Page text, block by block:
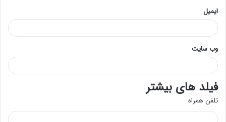
ایمیل
وب‌ سایت
فیلد های بیشتر
تلفن همراه